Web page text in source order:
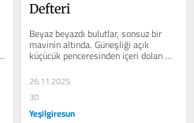
Defteri
Beyaz beyazdı bulutlar, sonsuz bir
mavinin altında. Güneşliği açık
küçücük penceresinden içeri dolan
güneş ışığından kamaşan...
26.11.2025
30
Yeşilgiresun